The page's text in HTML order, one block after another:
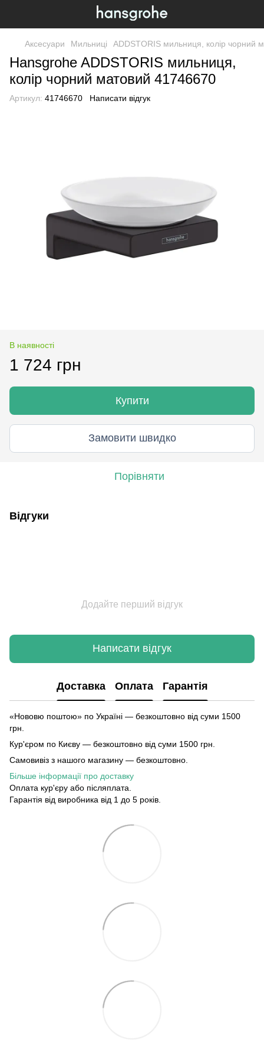
Аксесуари Мильниці ADDSTORIS мильниця, колір чорний
Hansgrohe ADDSTORIS мильниця,
колір чорний матовий 41746670
Артикул: 41746670 Написати відгук
В наявності
1 724 грн
Купити
Замовити швидко
Порівняти
Відгуки
Додайте перший відгук
Написати відгук
Доставка Оплата Гарантія
«Нововю поштою» по Україні — безкоштовно від суми 1500
грн.
Кур'єром по Києву — безкоштовно від суми 1500 грн.
Самовивіз з нашого магазину — безкоштовно.
Більше інформації про доставку
Оплата кур'єру або післяплата.
Гарантія від виробника від 1 до 5 років.